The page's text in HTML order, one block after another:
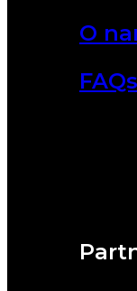
O
FAQs